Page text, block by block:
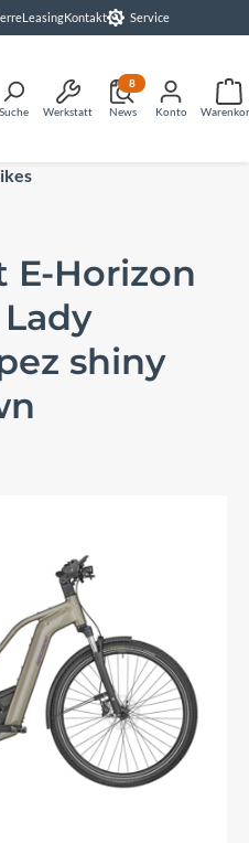
LeasingKontakt Service
Suche Werkstatt News
8
Konto
E-Horizon
shiny